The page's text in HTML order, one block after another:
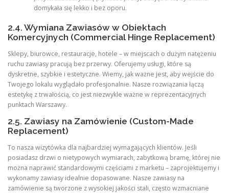
domykała się lekko i bez oporu.
2.4. Wymiana Zawiasów w Obiektach
Komercyjnych (Commercial Hinge Replacement)
Sklepy, biurowce, restauracje, hotele – w miejscach o dużym natężeniu
ruchu zawiasy pracują bez przerwy. Oferujemy usługi, które są
dyskretne, szybkie i estetyczne. Wiemy, jak ważne jest, aby wejście do
Twojego lokalu wyglądało profesjonalnie. Nasze rozwiązania łączą
estetykę z trwałością, co jest niezwykle ważne w reprezentacyjnych
punktach Warszawy.
2.5. Zawiasy na Zamówienie (Custom-Made
Replacement)
To nasza wizytówka dla najbardziej wymagających klientów. Jeśli
posiadasz drzwi o nietypowych wymiarach, zabytkową bramę, której nie
można naprawić standardowymi częściami z marketu – zaprojektujemy i
wykonamy zawiasy idealnie dopasowane. Nasze zawiasy na
zamówienie są tworzone z wysokiej jakości stali, często wzmacniane